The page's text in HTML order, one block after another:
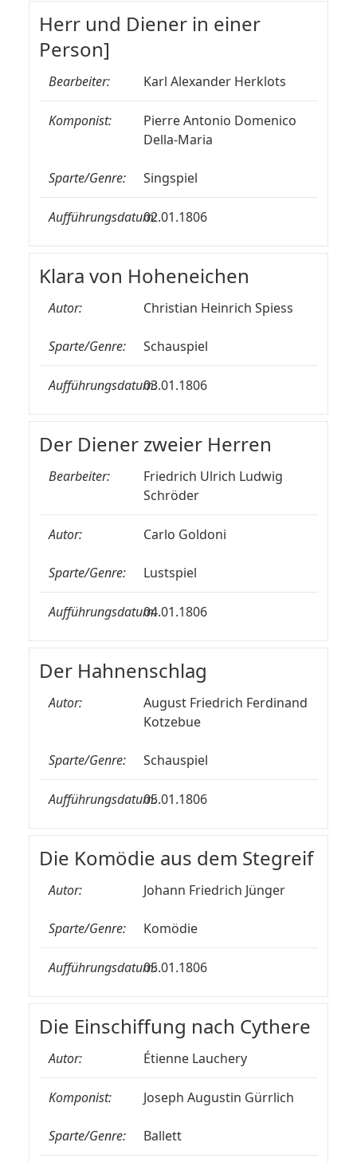
Herr und Diener in einer
Person]
Bearbeiter: Karl Alexander Herklots
Komponist:
Pierre Antonio Domenico
Della-Maria
Sparte/Genre: Singspiel
Aufführungsdatum:02.01.1806
Klara von Hoheneichen
Autor: Christian Heinrich Spiess
Sparte/Genre: Schauspiel
Aufführungsdatum:03.01.1806
Der Diener zweier Herren
Bearbeiter:
Friedrich Ulrich Ludwig
Schröder
Autor: Carlo Goldoni
Sparte/Genre: Lustspiel
Aufführungsdatum:04.01.1806
Der Hahnenschlag
Autor:
August Friedrich Ferdinand
Kotzebue
Sparte/Genre: Schauspiel
Aufführungsdatum:05.01.1806
Die Komödie aus dem Stegreif
Autor: Johann Friedrich Jünger
Sparte/Genre: Komödie
Aufführungsdatum:05.01.1806
Die Einschiffung nach Cythere
Autor: Étienne Lauchery
Komponist: Joseph Augustin Gürrlich
Sparte/Genre: Ballett